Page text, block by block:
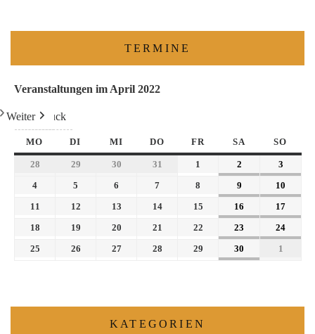
TERMINE
Veranstaltungen im April 2022
Zurück
Heute
Weiter
MO DI MI DO FR SA SO
28 29 30 31 1 2
3
4
5 6 7 8 9
10
11
12 13 14 15 16
17
18
19 20 21 22 23
24
25
26 27 28 29 30 1
KATEGORIEN